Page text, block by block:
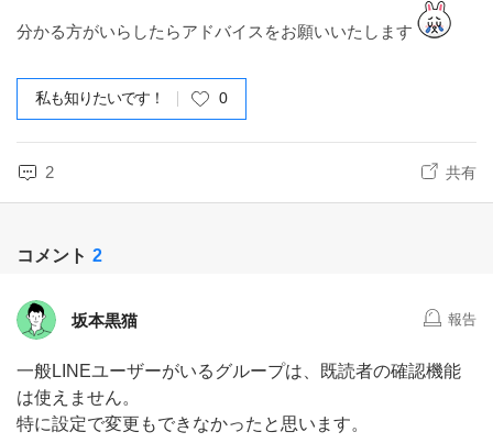
分かる方がいらしたらアドバイスをお願いいたします
私も知りたいです！ 0
2 共有
コメント 2
坂本黒猫 報告
一般LINEユーザーがいるグループは、既読者の確認機能
は使えません。
特に設定で変更もできなかったと思います。